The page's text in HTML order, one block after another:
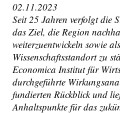
02.11.2023
Seit 25 Jahren verfolgt die
das Ziel, die Region
weiterzuentwickeln sowie
Wissenschaftsstandort zu
Economica Institut für
durchgeführte
fundierten Rückblick und
Anhaltspunkte für das